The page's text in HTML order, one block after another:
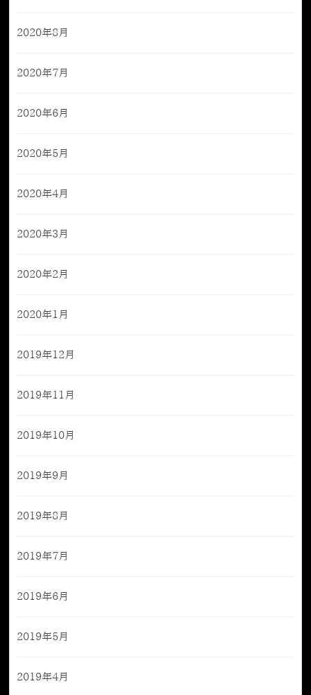
2020年8月
2020年7月
2020年6月
2020年5月
2020年4月
2020年3月
2020年2月
2020年1月
2019年12月
2019年11月
2019年10月
2019年9月
2019年8月
2019年7月
2019年6月
2019年5月
2019年4月